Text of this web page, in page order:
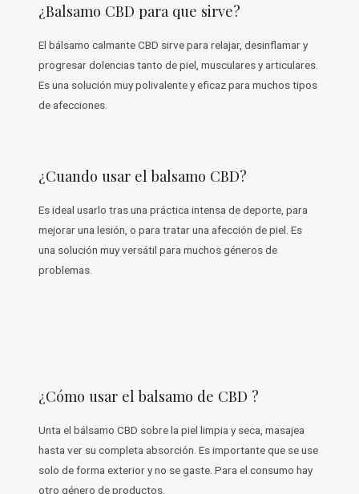
i
o
e
s
¿Balsamo CBD para que sirve?
El bálsamo calmante CBD sirve para relajar, desinflamar y
progresar dolencias tanto de piel, musculares y articulares.
Es una solución muy polivalente y eficaz para muchos tipos
de afecciones.
¿Cuando usar el balsamo CBD?
Es ideal usarlo tras una práctica intensa de deporte, para
mejorar una lesión, o para tratar una afección de piel. Es
una solución muy versátil para muchos géneros de
problemas.
¿Cómo usar el balsamo de CBD ?
Unta el bálsamo CBD sobre la piel limpia y seca, masajea
hasta ver su completa absorción. Es importante que se use
solo de forma exterior y no se gaste. Para el consumo hay
otro género de productos.